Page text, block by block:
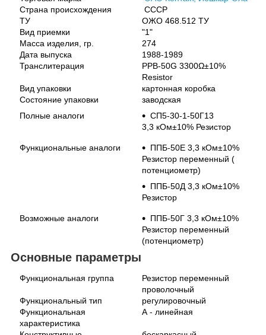
Страна происхождения
СССР
ТУ
ОЖО 468.512 ТУ
Вид приемки
"1"
Масса изделия, гр.
274
Дата выпуска
1988-1989
Транслитерация
PPB-50G 3300Ω±10%
Resistor
Вид упаковки
картонная коробка
Состояние упаковки
заводская
Полные аналоги
СП5-30-1-50Г13
3,3 кОм±10% Резистор
Функциональные аналоги
ППБ-50Е 3,3 кОм±10%
Резистор переменный (
потенциометр)
ППБ-50Д 3,3 кОм±10%
Резистор
Возможные аналоги
ППБ-50Г 3,3 кОм±10%
Резистор переменный
(потенциометр)
Основные параметры
Функциональная группа
Резистор переменный
проволочный
Функциональный тип
регулировочный
Функциональная
характеристика
А - линейная